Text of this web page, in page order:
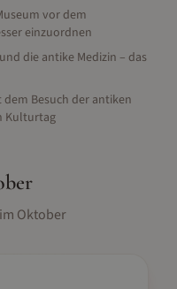
vor dem
einzuordnen
die antike Medizin – das
Besuch der antiken
Kulturtag
im Oktober